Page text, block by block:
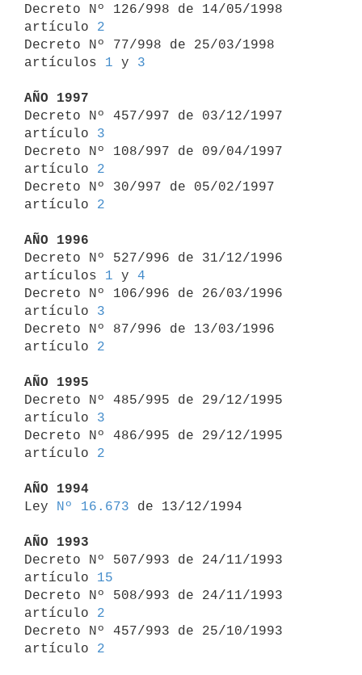
Decreto Nº 126/998 de 14/05/1998
artículo 2
Decreto Nº 77/998 de 25/03/1998
artículos 1 y 3
AÑO 1997
Decreto Nº 457/997 de 03/12/1997
artículo 3
Decreto Nº 108/997 de 09/04/1997
artículo 2
Decreto Nº 30/997 de 05/02/1997
artículo 2
AÑO 1996
Decreto Nº 527/996 de 31/12/1996
artículos 1 y 4
Decreto Nº 106/996 de 26/03/1996
artículo 3
Decreto Nº 87/996 de 13/03/1996
artículo 2
AÑO 1995
Decreto Nº 485/995 de 29/12/1995
artículo 3
Decreto Nº 486/995 de 29/12/1995
artículo 2
AÑO 1994
Ley
Nº 16.673 de 13/12/1994
AÑO 1993
Decreto Nº 507/993 de 24/11/1993
artículo 15
Decreto Nº 508/993 de 24/11/1993
artículo 2
Decreto Nº 457/993 de 25/10/1993
artículo 2